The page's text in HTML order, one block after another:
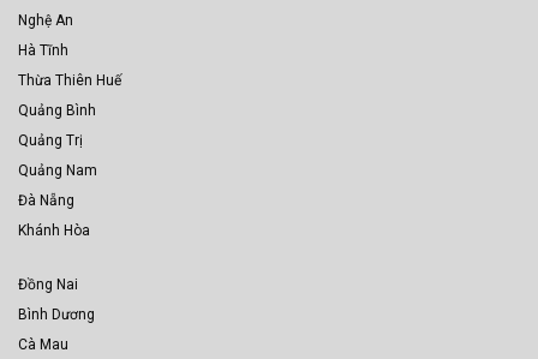
Nghệ An
Hà Tĩnh
Thừa Thiên Huế
Quảng Bình
Quảng Trị
Quảng Nam
Đà Nẵng
Khánh Hòa
Đồng Nai
Bình Dương
Cà Mau